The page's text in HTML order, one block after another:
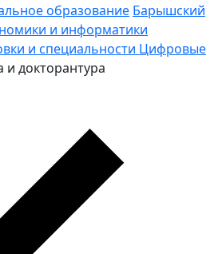
образование Барышский
и информатики
и специальности Цифровые
и докторантура